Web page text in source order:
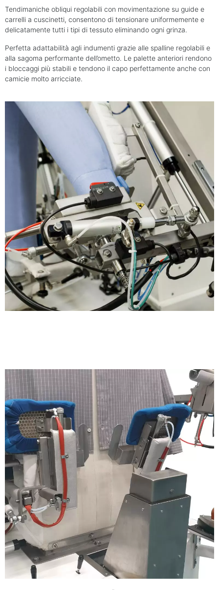
Tendimaniche obliqui regolabili con movimentazione su guide e
carrelli a cuscinetti, consentono di tensionare uniformemente e
delicatamente tutti i tipi di tessuto eliminando ogni grinza.
Perfetta adattabilità agli indumenti grazie alle spalline regolabili e
alla sagoma performante dell’ometto. Le palette anteriori rendono
i bloccaggi più stabili e tendono il capo perfettamente anche con
camicie molto arricciate.